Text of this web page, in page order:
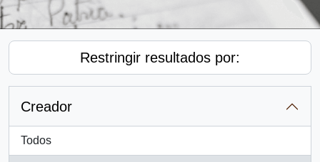
Restringir resultados por:
Creador
Todos